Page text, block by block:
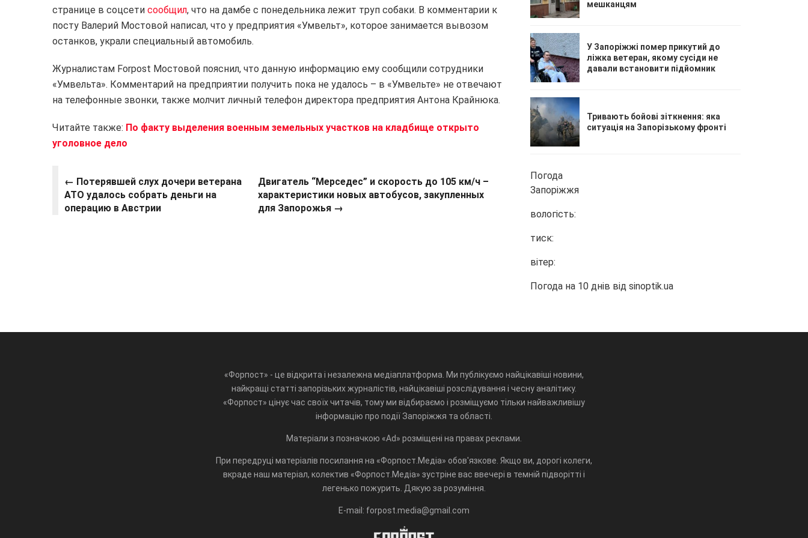
странице в соцсети сообщил, что на дамбе с понедельника лежит труп собаки. В комментарии к
посту Валерий Мостовой написал, что у предприятия «Умвельт», которое занимается вывозом
останков, украли специальный автомобиль.
Журналистам Forpost Мостовой пояснил, что данную информацию ему сообщили сотрудники
«Умвельта». Комментарий на предприятии получить пока не удалось – в «Умвельте» не отвечают
на телефонные звонки, также молчит личный телефон директора предприятия Антона Крайнюка.
Читайте также: По факту выделения военным земельных участков на кладбище открыто
уголовное дело
← Потерявшей слух дочери ветерана
АТО удалось собрать деньги на
операцию в Австрии
Двигатель “Мерседес” и скорость до 105 км/ч –
характеристики новых автобусов, закупленных
для Запорожья →
мешканцям
У Запоріжжі помер прикутий до
ліжка ветеран, якому сусіди не
давали встановити підйомник
Тривають бойові зіткнення: яка
ситуація на Запорізькому фронті
Погода
Запоріжжя
вологість:
тиск:
вітер:
Погода на 10 днів від sinoptik.ua
«Форпост» - це відкрита і незалежна медіаплатформа. Ми публікуємо найцікавіші новини,
найкращі статті запорізьких журналістів, найцікавіші розслідування і чесну аналітику.
«Форпост» цінує час своїх читачів, тому ми відбираємо і розміщуємо тільки найважливішу
інформацію про події Запоріжжя та області.
Матеріали з позначкою «Ad» розміщені на правах реклами.
При передруці матеріалів посилання на «Форпост.Медіа» обов'язкове. Якщо ви, дорогі колеги,
вкраде наш матеріал, колектив «Форпост.Медіа» зустріне вас ввечері в темній підворітті і
легенько пожурить. Дякую за розуміння.
E-mail: forpost.media@gmail.com